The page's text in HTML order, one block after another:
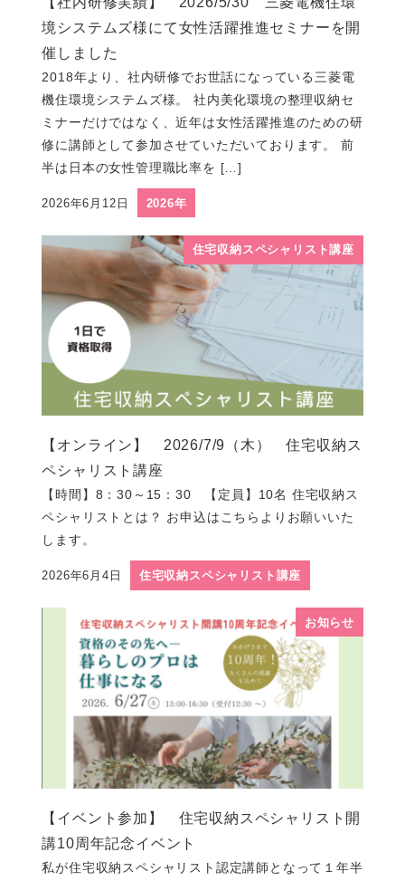
境システムズ様にて女性活躍推進セミナーを開
催しました
2018年より、社内研修でお世話になっている三菱電
機住環境システムズ様。 社内美化環境の整理収納セ
ミナーだけではなく、近年は女性活躍推進のための研
修に講師として参加させていただいております。 前
半は日本の女性管理職比率を […]
投稿日
2026年6月12日 2026年
住宅収納スペシャリスト講座
【オンライン】 2026/7/9（木） 住宅収納ス
ペシャリスト講座
【時間】8：30～15：30 【定員】10名 住宅収納ス
ペシャリストとは？ お申込はこちらよりお願いいた
します。
投稿日
2026年6月4日 住宅収納スペシャリスト講座
お知らせ
【イベント参加】 住宅収納スペシャリスト開
講10周年記念イベント
私が住宅収納スペシャリスト認定講師となって１年半